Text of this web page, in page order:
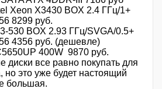
Xeon X3430 BOX 2.4 ГГц/1+
8299 руб.
530 BOX 2.93 ГГц/SVGA/0.5+
4356 руб. (дешевле)
400W 9870 руб.
диски все равно покупать для
но это уже будет настоящий
большая.